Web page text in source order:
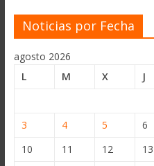
Noticias por Fecha
agosto 2026
L
M X J
3
4 5 6
10
11 12 13